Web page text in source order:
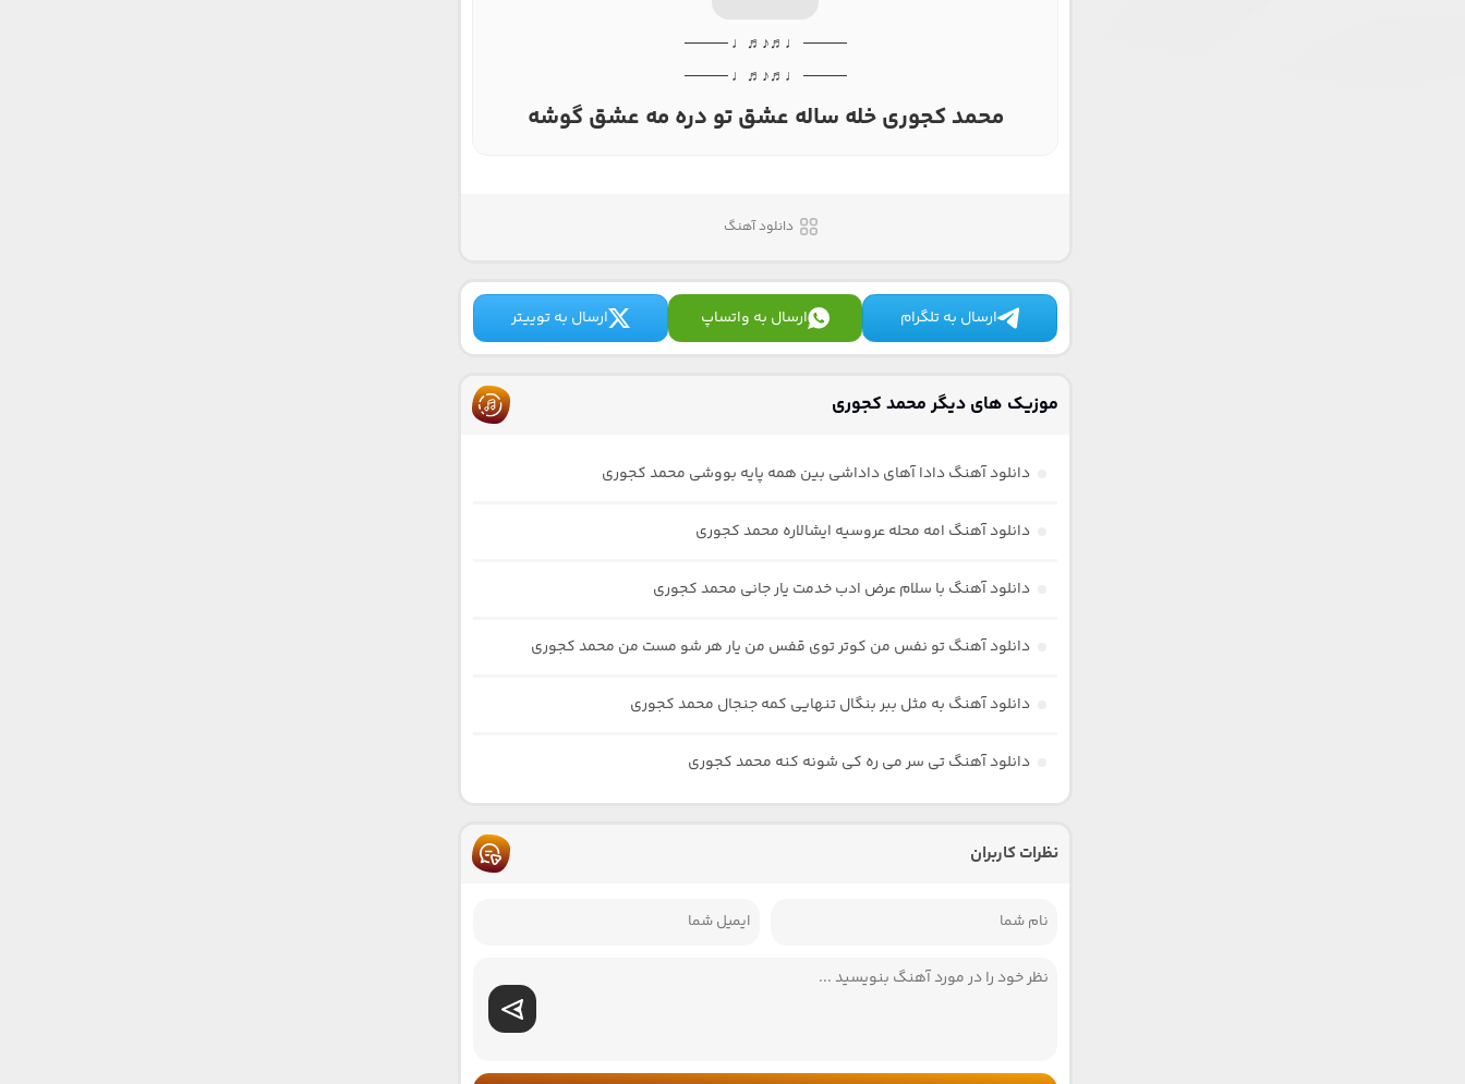
──── ♩♬♪♬♩ ────
──── ♩♬♪♬♩ ────
محمد کجوری خله ساله عشق تو دره مه عشق گوشه
دانلود آهنگ
ارسال به تلگرام ارسال به واتساپ ارسال به توییتر
موزیک های دیگر محمد کجوری
دانلود آهنگ دادا آهای داداشی بین همه پایه بووشی محمد کجوری
دانلود آهنگ امه محله عروسیه ایشالاره محمد کجوری
دانلود آهنگ با سلام عرض ادب خدمت یار جانی محمد کجوری
دانلود آهنگ تو نفس من کوتر توی قفس من یار هر شو مست من محمد کجوری
دانلود آهنگ به مثل ببر بنگال تنهایی کمه جنجال محمد کجوری
دانلود آهنگ تی سر می ره کی شونه کنه محمد کجوری
نظرات کاربران